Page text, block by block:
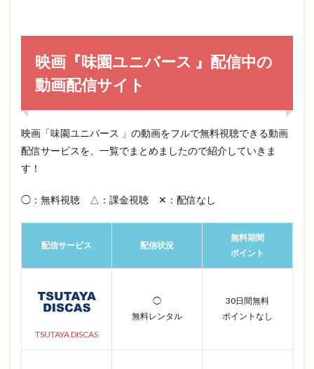
映画『味園ユニバース 』配信中の
動画配信サイト
映画「味園ユニバース 」の動画をフルで無料視聴できる動画
配信サービスを、一覧でまとめましたので紹介していきま
す！
◯：無料視聴 △：課金視聴 ✕：配信なし
配信サービス 配信状況
無料期間
ポイント
TSUTAYA DISCAS
◯
無料レンタル
30日間無料
ポイントなし